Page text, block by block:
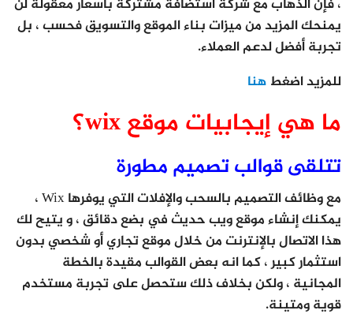
، فإن الذهاب مع شركة استضافة مشتركة بأسعار معقولة لن
يمنحك المزيد من ميزات بناء الموقع والتسويق فحسب ، بل
تجربة أفضل لدعم العملاء.
للمزيد اضغط هنا
ما هي إيجابيات موقع wix؟
تتلقى قوالب تصميم مطورة
مع وظائف التصميم بالسحب والإفلات التي يوفرها Wix ،
يمكنك إنشاء موقع ويب حديث في بضع دقائق ، و يتيح لك
هذا الاتصال بالإنترنت من خلال موقع تجاري أو شخصي بدون
استثمار كبير ، كما انه بعض القوالب مقيدة بالخطة
المجانية ، ولكن بخلاف ذلك ستحصل على تجربة مستخدم
قوية ومتينة.